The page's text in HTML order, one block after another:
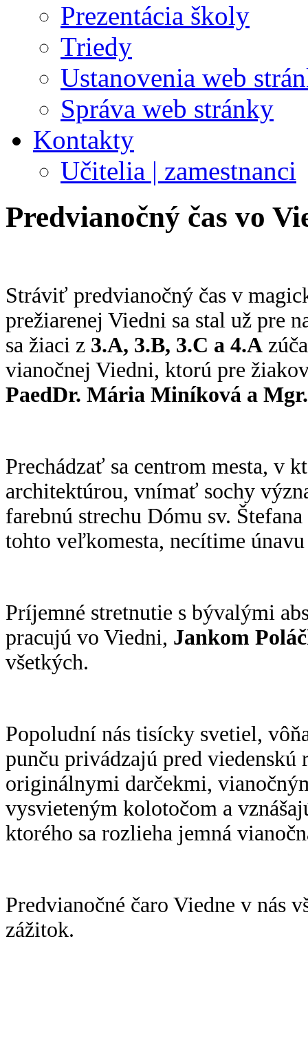
Prezentácia školy
Triedy
Ustanovenia web
Správa web stránky
Kontakty
Učitelia | zamestnanci
Predvianočný čas vo
Stráviť predvianočný čas v
prežiarenej Viedni sa stal už pre
sa žiaci z 3.A, 3.B, 3.C a 4.A
vianočnej Viedni, ktorú pre
PaedDr. Mária Miníková a
Prechádzať sa centrom mesta, v
architektúrou, vnímať sochy
farebnú strechu Dómu sv.
tohto veľkomesta, necítime
Príjemné stretnutie s bývalými
pracujú vo Viedni, Jankom
všetkých.
Popoludní nás tisícky svetiel,
punču privádzajú pred viedenskú
originálnymi darčekmi,
vysvieteným kolotočom a
ktorého sa rozlieha jemná
Predvianočné čaro Viedne v nás
zážitok.